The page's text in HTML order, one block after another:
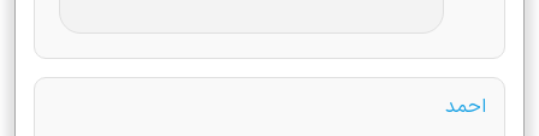
احمد